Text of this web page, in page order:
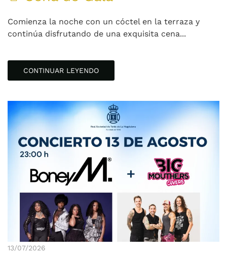
Comienza la noche con un cóctel en la terraza y
continúa disfrutando de una exquisita cena...
CONTINUAR LEYENDO
13/07/2026